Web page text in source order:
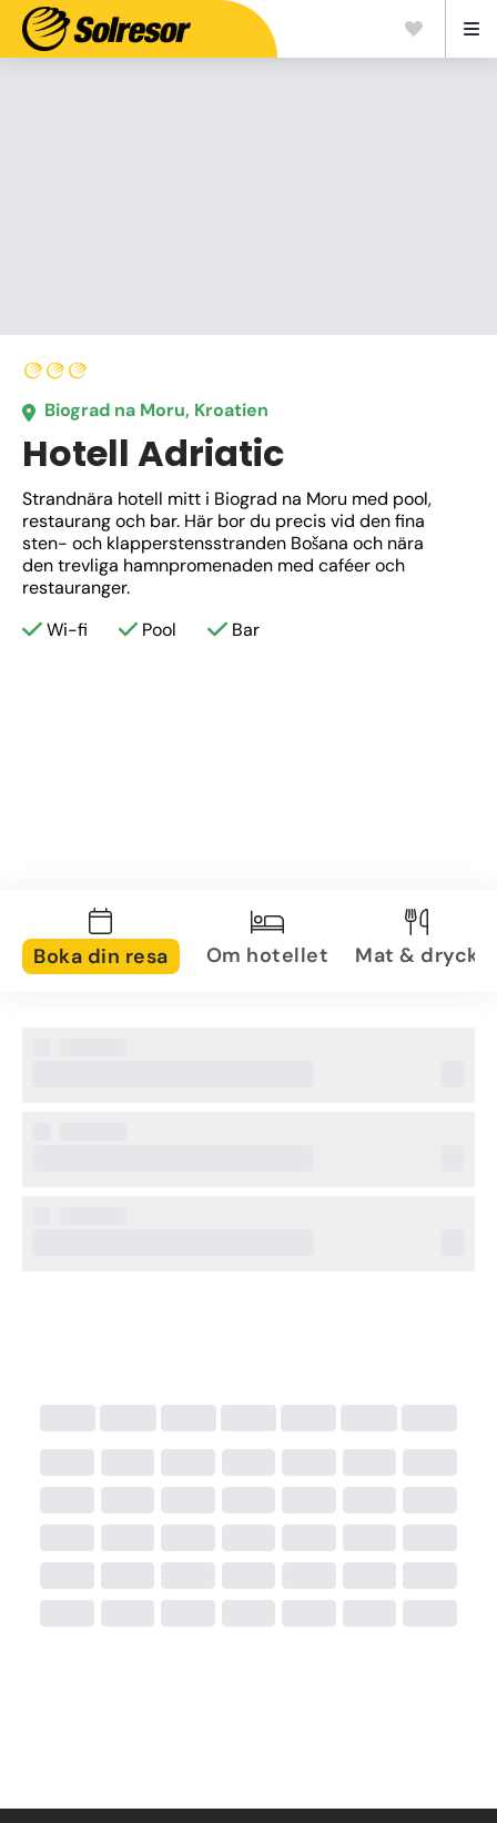
Biograd na Moru, Kroatien
Hotell Adriatic
Strandnära hotell mitt i Biograd na Moru med pool,
restaurang och bar. Här bor du precis vid den fina
sten- och klapperstensstranden Bošana och nära
den trevliga hamnpromenaden med caféer och
restauranger.
Wi-fi
Pool Bar
Boka din resa Om hotellet Mat & dryck